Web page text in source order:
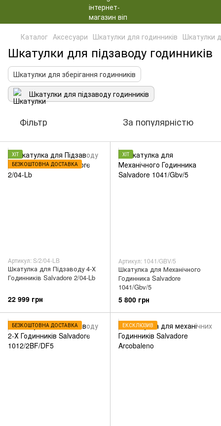
Каталог Аксесуари Шкатулки для годинників Шкатулки
Шкатулки для підзаводу годинників
Шкатулки для зберігання годинників
Шкатулки для підзаводу годинників
Фільтр За популярністю
ХІТ
БЕЗКОШТОВНА ДОСТАВКА
Артикул: S/2/04-LB
Шкатулка для Підзаводу 4-Х
Годинників Salvadore 2/04-Lb
22 999 грн
ХІТ
Артикул: 1041/GBV/5
Шкатулка для Механічного
Годинника Salvadore
1041/Gbv/5
5 800 грн
БЕЗКОШТОВНА ДОСТАВКА ЕКСКЛЮЗИВ